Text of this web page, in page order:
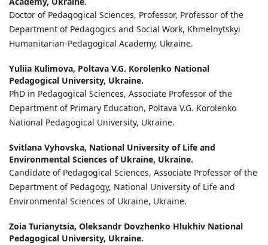
Doctor of Pedagogical Sciences, Professor, Professor of the
Department of Pedagogics and Social Work, Khmelnytskyi
Humanitarian-Pedagogical Academy, Ukraine.
Yuliia Kulimova, Poltava V.G. Korolenko National
Pedagogical University, Ukraine.
PhD in Pedagogical Sciences, Associate Professor of the
Department of Primary Education, Poltava V.G. Korolenko
National Pedagogical University, Ukraine.
Svitlana Vyhovska, National University of Life and
Environmental Sciences of Ukraine, Ukraine.
Candidate of Pedagogical Sciences, Associate Professor of the
Department of Pedagogy, National University of Life and
Environmental Sciences of Ukraine, Ukraine.
Zoia Turianytsia, Oleksandr Dovzhenko Hlukhiv National
Pedagogical University, Ukraine.